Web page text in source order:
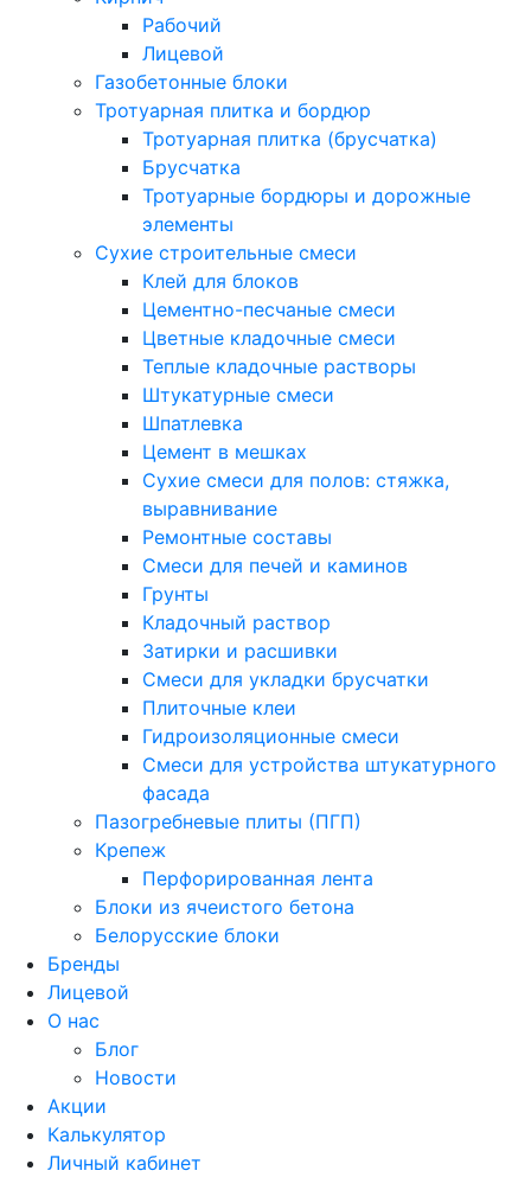
Рабочий
Лицевой
Газобетонные блоки
Тротуарная плитка и бордюр
Тротуарная плитка (брусчатка)
Брусчатка
Тротуарные бордюры и дорожные
элементы
Сухие строительные смеси
Клей для блоков
Цементно-песчаные смеси
Цветные кладочные смеси
Теплые кладочные растворы
Штукатурные смеси
Шпатлевка
Цемент в мешках
Сухие смеси для полов: стяжка,
выравнивание
Ремонтные составы
Смеси для печей и каминов
Грунты
Кладочный раствор
Затирки и расшивки
Смеси для укладки брусчатки
Плиточные клеи
Гидроизоляционные смеси
Смеси для устройства штукатурного
фасада
Пазогребневые плиты (ПГП)
Крепеж
Перфорированная лента
Блоки из ячеистого бетона
Белорусские блоки
Бренды
Лицевой
О нас
Блог
Новости
Акции
Калькулятор
Личный кабинет